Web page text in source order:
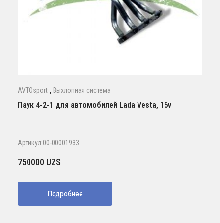
AVTOsport , Выхлопная система
Паук 4-2-1 для автомобилей Lada Vesta, 16v
Артикул:00-00001933
750000 UZS
Подробнее